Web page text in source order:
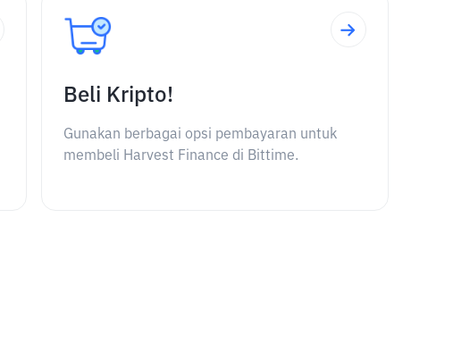
Beli Kripto!
Gunakan berbagai opsi pembayaran untuk
membeli Harvest Finance di Bittime.